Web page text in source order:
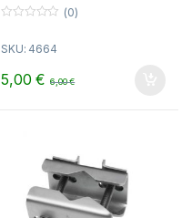
u
f
(0)
SKU: 4664
5,00€ 6,00€